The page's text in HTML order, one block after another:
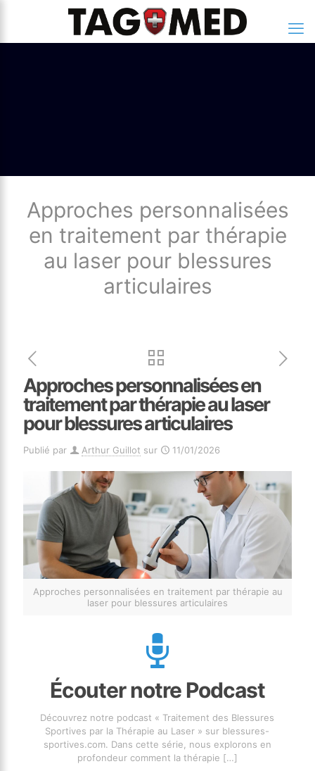
Approches personnalisées
en traitement par thérapie
au laser pour blessures
articulaires
Approches personnalisées en
traitement par thérapie au laser
pour blessures articulaires
Publié par Arthur Guillot sur 11/01/2026
Approches personnalisées en traitement par thérapie au
laser pour blessures articulaires
Écouter notre Podcast
Découvrez notre podcast « Traitement des Blessures
Sportives par la Thérapie au Laser » sur blessures-
sportives.com. Dans cette série, nous explorons en
profondeur comment la thérapie […]